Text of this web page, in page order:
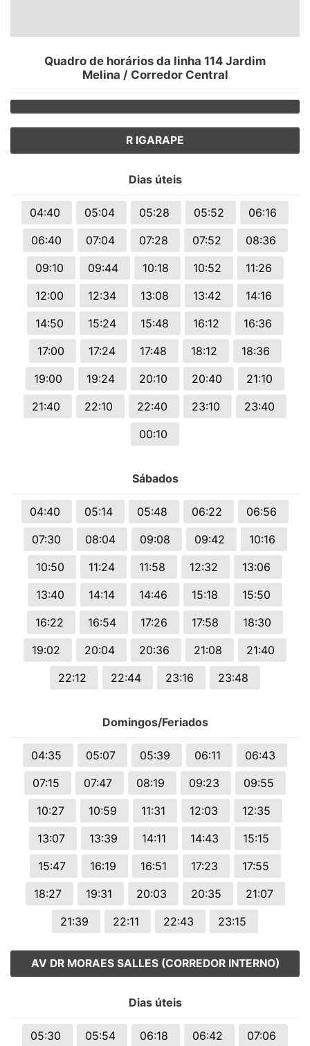
Quadro de horários da linha 114 Jardim
Melina / Corredor Central
R IGARAPE
Dias úteis
04:40 05:04 05:28 05:52
06:16
06:40
07:04 07:28 07:52
08:36
09:10
09:44 10:18 10:52
11:26
12:00
12:34 13:08 13:42
14:16
14:50
15:24 15:48 16:12
16:36
17:00
17:24 17:48 18:12
18:36
19:00
19:24 20:10 20:40
21:10
21:40
22:10 22:40 23:10
23:40
00:10
Sábados
04:40 05:14 05:48 06:22
06:56
07:30
08:04 09:08 09:42
10:16
10:50
11:24 11:58 12:32
13:06
13:40
14:14 14:46 15:18
15:50
16:22
16:54 17:26 17:58
18:30
19:02
20:04 20:36 21:08
21:40
22:12
22:44 23:16 23:48
Domingos/Feriados
04:35 05:07 05:39 06:11
06:43
07:15
07:47 08:19 09:23
09:55
10:27
10:59 11:31 12:03
12:35
13:07
13:39 14:11 14:43
15:15
15:47
16:19 16:51 17:23
17:55
18:27
19:31 20:03 20:35
21:07
21:39
22:11 22:43 23:15
AV DR MORAES SALLES (CORREDOR INTERNO)
Dias úteis
05:30 05:54 06:18 06:42 07:06